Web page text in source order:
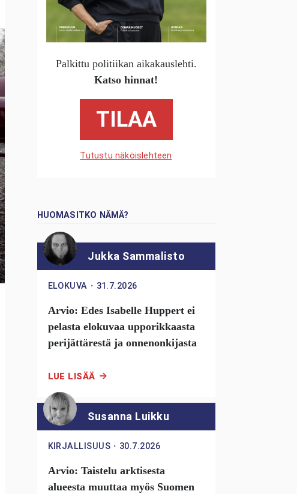
Palkittu politiikan aikakauslehti.
Katso hinnat!
TILAA
Tutustu näköislehteen
HUOMASITKO NÄMÄ?
Jukka Sammalisto
ELOKUVA ・ 31.7.2026
Arvio: Edes Isabelle Huppert ei
pelasta elokuvaa upporikkaasta
perijättärestä ja onnenonkijasta
LUE LISÄÄ
Susanna Luikku
KIRJALLISUUS ・ 30.7.2026
Arvio: Taistelu arktisesta
alueesta muuttaa myös Suomen